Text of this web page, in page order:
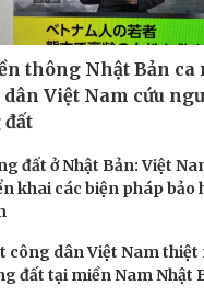
thông Nhật Bản ca
dân Việt Nam cứu
đất
đất ở Nhật Bản: Việt
khai các biện pháp bảo
công dân Việt Nam thiệt
đất tại miền Nam Nhật